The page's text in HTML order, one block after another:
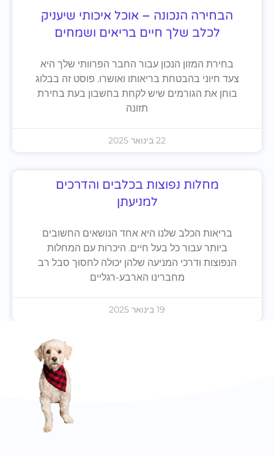
הבחירה הנכונה – אוכל איכותי שיעניק
לכלב שלך חיים בריאים ושמחים
בחירת המזון הנכון עבור החבר הפרוותי שלך היא
צעד חיוני בהבטחת בריאותו ואושרו. פוסט זה בבלוג
בוחן את הגורמים שיש לקחת בחשבון בעת בחירת
תזונה
22 בינואר 2025
מחלות נפוצות בכלבים והדרכים
למניעתן
בריאות הכלב שלנו היא אחד הנושאים החשובים
ביותר עבור כל בעל חיים. היכרות עם המחלות
הנפוצות ודרכי המניעה שלהן יכולה לחסוך סבל רב
מחברינו הארבע-רגליים
19 בינואר 2025